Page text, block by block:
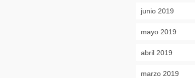
junio 2019
mayo 2019
abril 2019
marzo 2019